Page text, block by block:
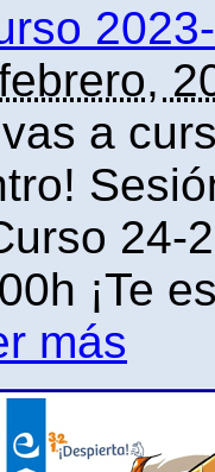
vas a
24-
¡Te
más